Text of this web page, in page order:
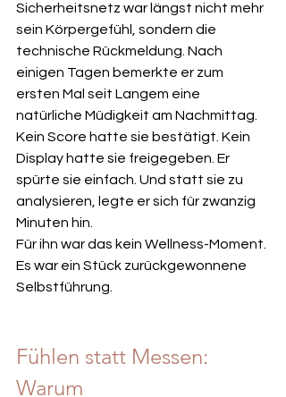
Sicherheitsnetz war längst nicht mehr
sein Körpergefühl, sondern die
technische Rückmeldung. Nach
einigen Tagen bemerkte er zum
ersten Mal seit Langem eine
natürliche Müdigkeit am Nachmittag.
Kein Score hatte sie bestätigt. Kein
Display hatte sie freigegeben. Er
spürte sie einfach. Und statt sie zu
analysieren, legte er sich für zwanzig
Minuten hin.
Für ihn war das kein Wellness-Moment.
Es war ein Stück zurückgewonnene
Selbstführung.
Fühlen statt Messen:
Warum